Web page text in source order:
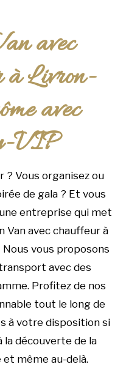
avec
à Livron-
avec
VIP
Vous organisez ou
de gala ? Et vous
entreprise qui met
Van avec chauffeur à
Nous vous proposons
avec des
Profitez de nos
tout le long de
à votre disposition si
la découverte de la
et même au-delà.